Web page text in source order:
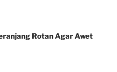
Rotan Agar Awet